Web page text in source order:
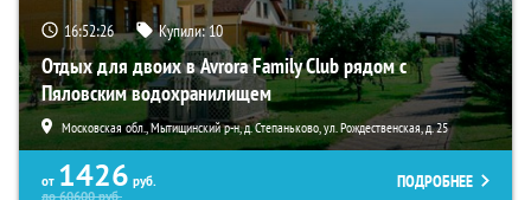
16:52:25 Купили:10
Отдых для двоих в Avrora Family Club рядом с
Пяловским водохранилищем
Московская обл., Мытищинский р-н, д. Степаньково, ул. Рождественская, д. 25
от 1426 руб.
до60600руб.
ПОДРОБНЕЕ